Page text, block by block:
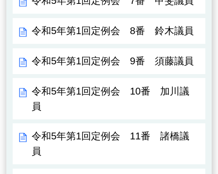
令和5年第1回定例会 8番 鈴木議員
令和5年第1回定例会 9番 須藤議員
令和5年第1回定例会 10番 加川議
員
令和5年第1回定例会 11番 諸橋議
員